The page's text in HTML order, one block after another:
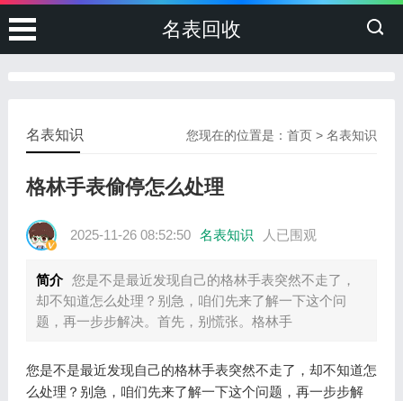
名表回收
您现在的位置是：首页 >名表知识
名表知识
格林手表偷停怎么处理
2025-11-26 08:52:50 名表知识 人已围观
简介 您是不是最近发现自己的格林手表突然不走了，
却不知道怎么处理？别急，咱们先来了解一下这个问
题，再一步步解决。首先，别慌张。格林手
您是不是最近发现自己的格林手表突然不走了，却不知道怎
么处理？别急，咱们先来了解一下这个问题，再一步步解